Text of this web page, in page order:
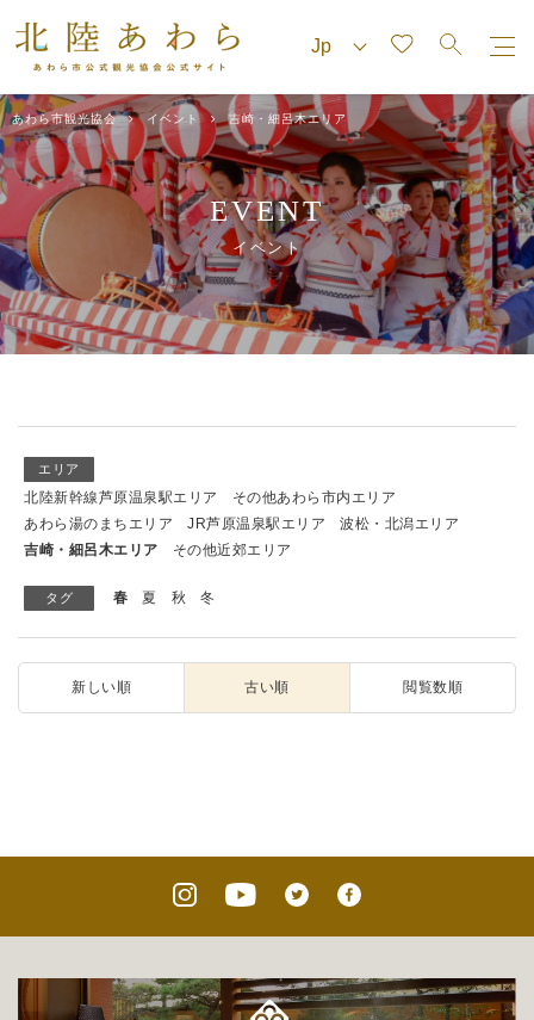
あわら市観光協会 イベント 吉崎・細呂木エリア
EVENT
イベント
エリア
北陸新幹線芦原温泉駅エリア
その他あわら市内エリア
あわら湯のまちエリア
JR芦原温泉駅エリア
波松・北潟エリア
吉崎・細呂木エリア
その他近郊エリア
タグ 春 夏 秋 冬
新しい順 古い順 閲覧数順